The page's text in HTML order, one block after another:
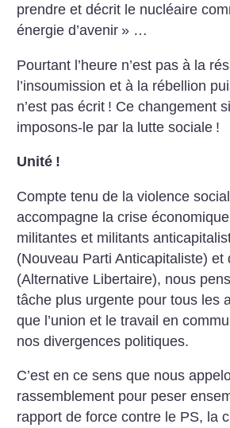
prendre et décrit le nucléaire
énergie d’avenir » …
Pourtant l’heure n’est pas à la
l’insoumission et à la rébellion
n’est pas écrit ! Ce changement
imposons-le par la lutte sociale !
Unité !
Compte tenu de la violence
accompagne la crise
militantes et militants
(Nouveau Parti Anticapitaliste) et
(Alternative Libertaire), nous
tâche plus urgente pour tous les
que l’union et le travail en
nos divergences politiques.
C’est en ce sens que nous
rassemblement pour peser
rapport de force contre le PS, la